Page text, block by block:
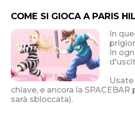
COME SI GIOCA A PARIS
In
In
Usate
chiave, e ancora la
sarà sbloccata).